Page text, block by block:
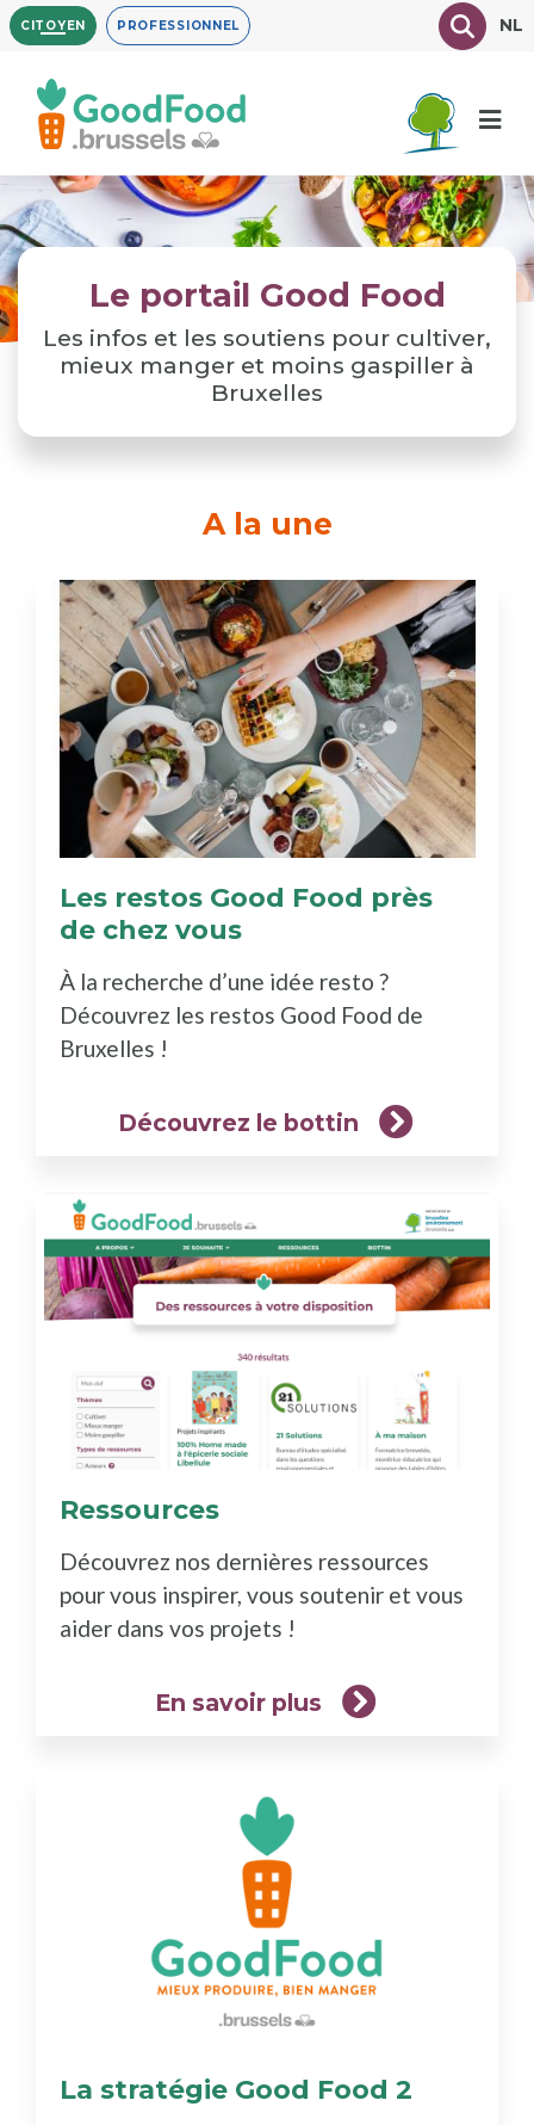
Aller
au
contenu
principal
CITOYEN PROFESSIONNEL TexteNL
Le portail Good Food
Les infos et les soutiens pour cultiver,
mieux manger et moins gaspiller à
Bruxelles
A la une
Les restos Good Food près
de chez vous
bottin)
À la recherche d’une idée resto ?
Découvrez les restos Good Food de
Bruxelles !
Découvrez le bottin
Ressources
plus)
Découvrez nos dernières ressources
pour vous inspirer, vous soutenir et vous
aider dans vos projets !
En savoir plus
La stratégie Good Food 2